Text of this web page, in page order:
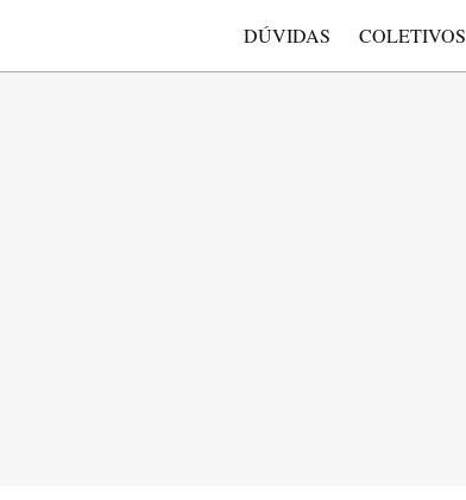
DÚVIDAS COLETIVOS